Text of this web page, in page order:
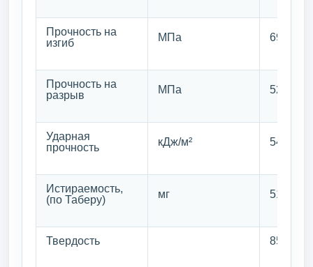
Прочность на
изгиб
МПа 69
Прочность на
разрыв
МПа 52
Ударная
прочность
кДж/м² 54
Истираемость,
(по Таберу)
мг 51
Твердость 85